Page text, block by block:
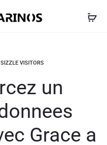
VISITORS
un
Grace a